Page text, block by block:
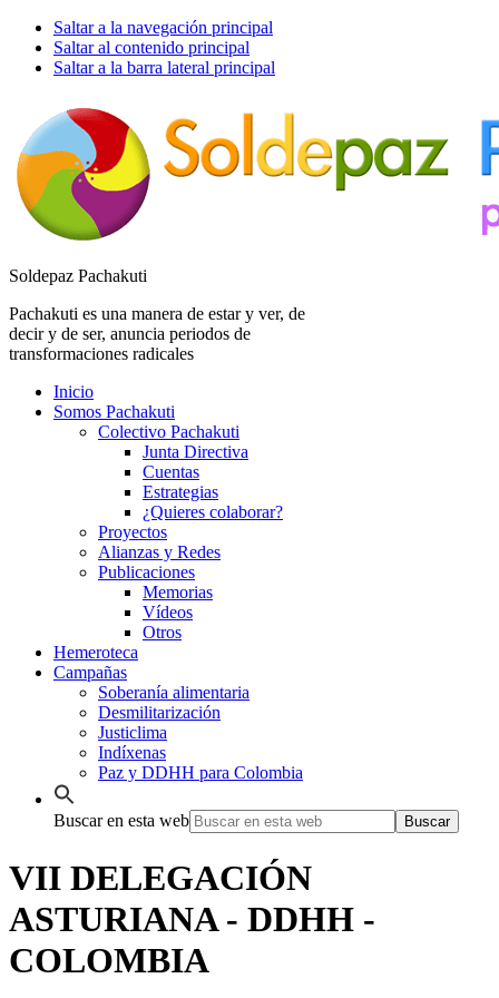
Saltar a la navegación principal
Saltar al contenido principal
Saltar a la barra lateral principal
Soldepaz Pachakuti
Pachakuti es una manera de estar y ver, de
decir y de ser, anuncia periodos de
transformaciones radicales
Inicio
Somos Pachakuti
Colectivo Pachakuti
Junta Directiva
Cuentas
Estrategias
¿Quieres colaborar?
Proyectos
Alianzas y Redes
Publicaciones
Memorias
Vídeos
Otros
Hemeroteca
Campañas
Soberanía alimentaria
Desmilitarización
Justiclima
Indíxenas
Paz y DDHH para Colombia
Buscar en esta web
VII DELEGACIÓN
ASTURIANA - DDHH -
COLOMBIA